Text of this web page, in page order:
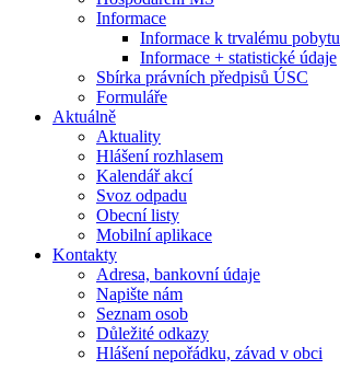
Informace
Informace k trvalému pobytu
Informace + statistické údaje
Sbírka právních předpisů ÚSC
Formuláře
Aktuálně
Aktuality
Hlášení rozhlasem
Kalendář akcí
Svoz odpadu
Obecní listy
Mobilní aplikace
Kontakty
Adresa, bankovní údaje
Napište nám
Seznam osob
Důležité odkazy
Hlášení nepořádku, závad v obci